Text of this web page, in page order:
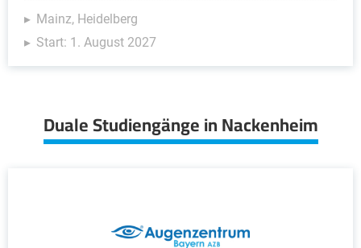
Mainz, Heidelberg
Start: 1. August 2027
Duale Studiengänge in Nackenheim